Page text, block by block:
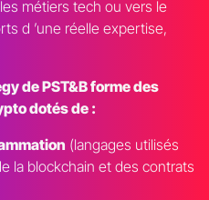
métiers tech ou vers le
d ’une réelle expertise,
de PST&B forme des
dotés de :
(langages utilisés
la blockchain et des contrats